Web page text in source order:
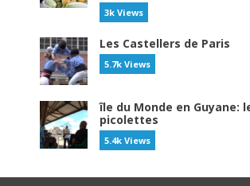
3k Views
Les Castellers de Paris
5.7k Views
île du Monde en Guyane:
picolettes
5.4k Views